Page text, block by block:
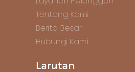
Tentang Kami
Berita Besar
Hubungi Kami
Larutan